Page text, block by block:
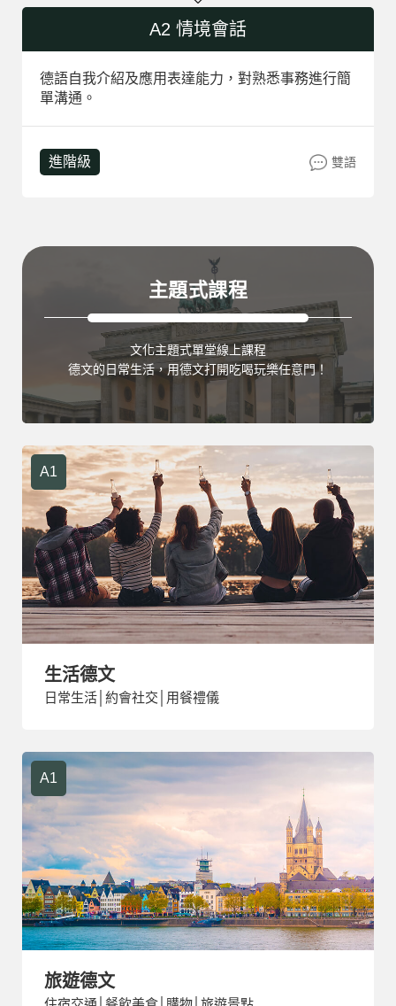
A2 情境會話
德語自我介紹及應用表達能力，對熟悉事務進行簡
單溝通。
進階級 雙語
主題式課程
文化主題式單堂線上課程
德文的日常生活，用德文打開吃喝玩樂任意門！
A1
生活德文
日常生活│約會社交│用餐禮儀
A1
旅遊德文